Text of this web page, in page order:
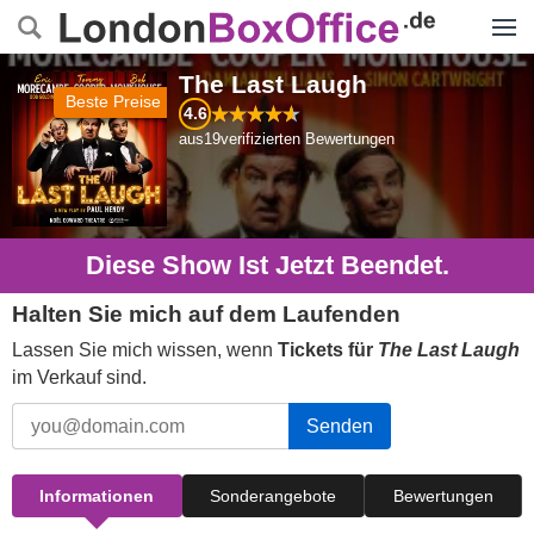
Beste Preise
The Last Laugh
4.6
aus19verifizierten Bewertungen
Diese Show Ist Jetzt Beendet.
Halten Sie mich auf dem Laufenden
Lassen Sie mich wissen, wenn Tickets für The Last Laugh
im Verkauf sind.
Senden
Informationen Sonderangebote Bewertungen